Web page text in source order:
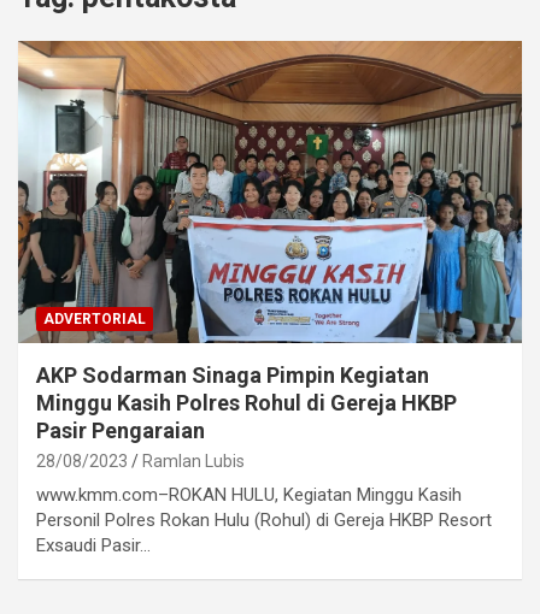
ADVERTORIAL
AKP Sodarman Sinaga Pimpin Kegiatan
Minggu Kasih Polres Rohul di Gereja HKBP
Pasir Pengaraian
28/08/2023 Ramlan Lubis
www.kmm.com–ROKAN HULU, Kegiatan Minggu Kasih
Personil Polres Rokan Hulu (Rohul) di Gereja HKBP Resort
Exsaudi Pasir…